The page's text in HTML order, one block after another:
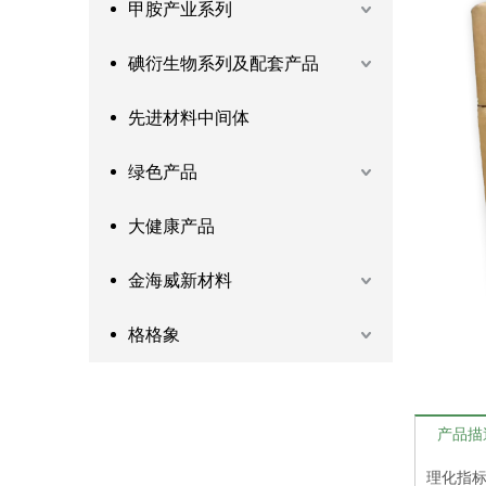
甲胺产业系列
碘衍生物系列及配套产品
先进材料中间体
绿色产品
大健康产品
金海威新材料
格格象
产品描
理化指